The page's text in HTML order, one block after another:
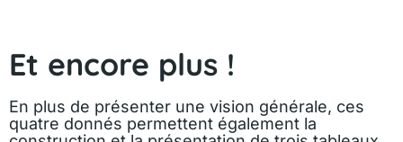
Et encore plus !
En plus de présenter une vision générale, ces
quatre donnés permettent également la